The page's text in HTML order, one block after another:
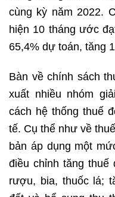
cùng kỳ năm 2022.
hiện 10 tháng ước
65,4% dự toán, tăng
Bàn về chính sách
xuất nhiều nhóm
cách hệ thống thuế
tế. Cụ thể như về
bản áp dụng một
điều chỉnh tăng
rượu, bia, thuốc lá;